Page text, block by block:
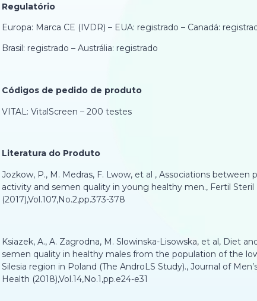
Regulatório
Europa: Marca CE (IVDR) – EUA: registrado – Canadá:
Brasil: registrado – Austrália: registrado
Códigos de pedido de produto
VITAL: VitalScreen – 200 testes
Literatura do Produto
Jozkow, P., M. Medras, F. Lwow, et al , Associations between
activity and semen quality in young healthy men., Fertil Steril
(2017),Vol.107,No.2,pp.373-378
Ksiazek, A., A. Zagrodna, M. Slowinska-Lisowska, et al, Diet
semen quality in healthy males from the population of the
Silesia region in Poland (The AndroLS Study)., Journal of
Health (2018),Vol.14,No.1,pp.e24-e31